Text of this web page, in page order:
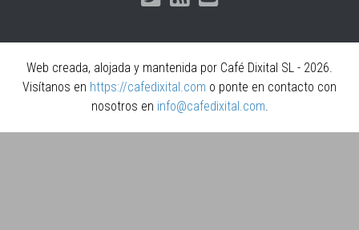
Web creada, alojada y mantenida por Café Dixital SL - 2026.
Visítanos en https://cafedixital.com o ponte en contacto con
nosotros en info@cafedixital.com.